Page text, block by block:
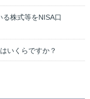
株式等をNISA口
いくらですか？